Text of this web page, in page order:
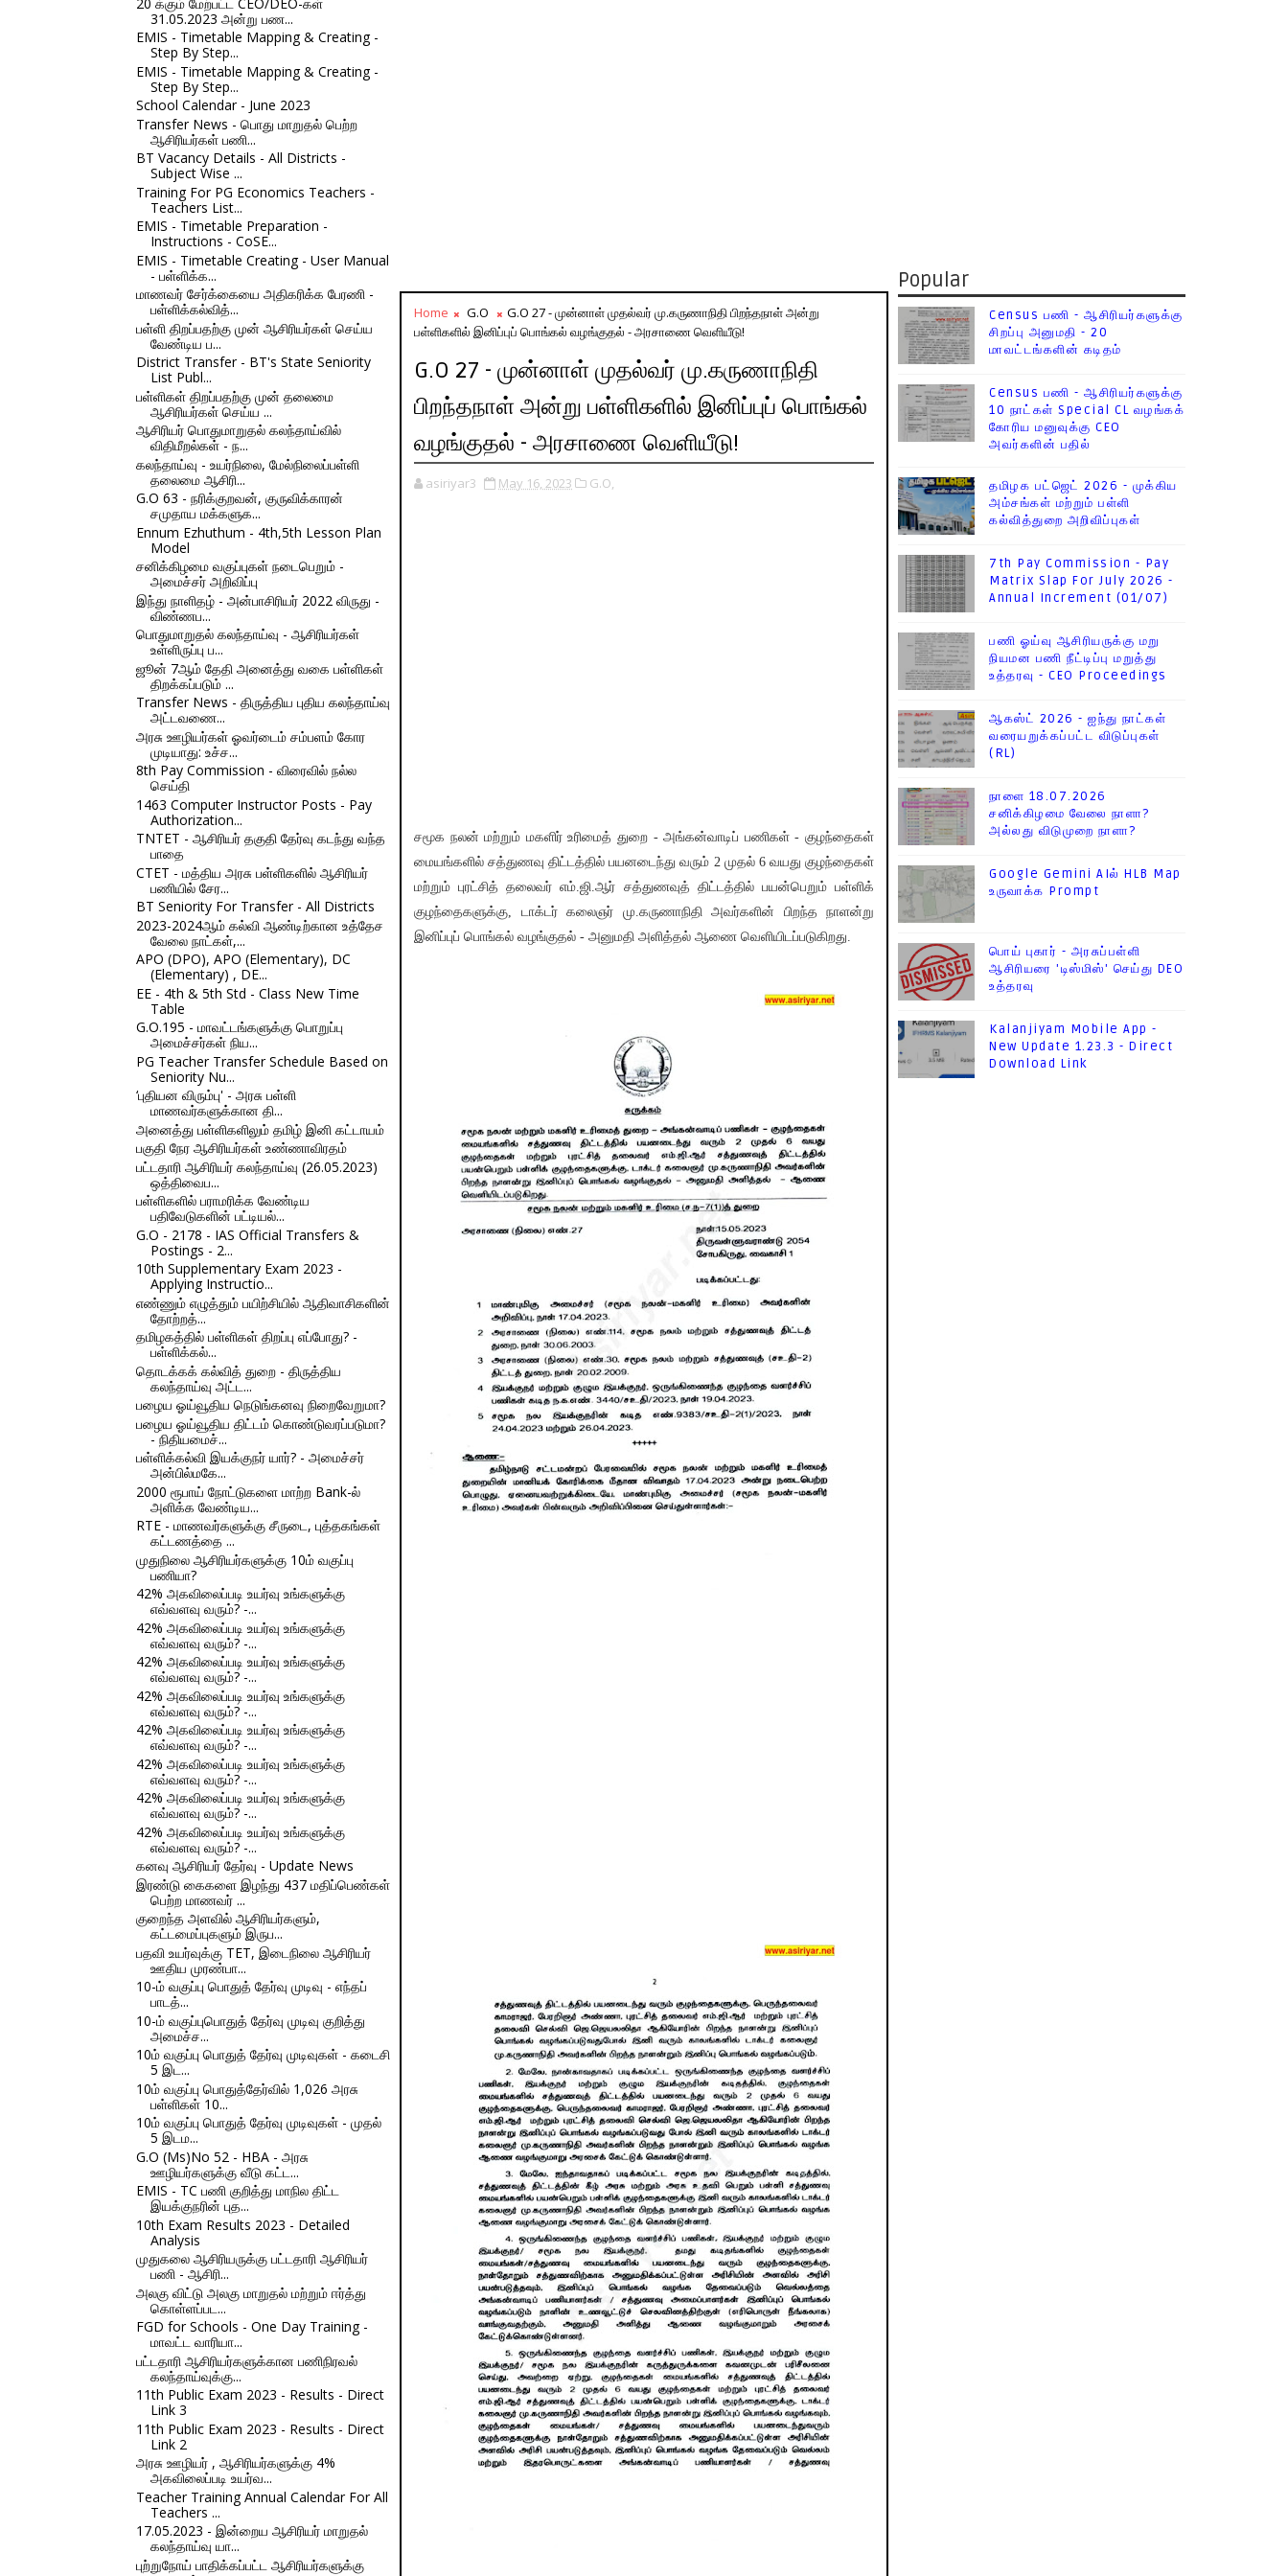
31.05.2023 அன்று பண...
EMIS - Timetable Mapping & Creating -
Step By Step...
EMIS - Timetable Mapping & Creating -
Step By Step...
School Calendar - June 2023
Transfer News - பொது மாறுதல் பெற்ற
ஆசிரியர்கள் பணி...
BT Vacancy Details - All Districts -
Subject Wise ...
Training For PG Economics Teachers -
Teachers List...
EMIS - Timetable Preparation -
Instructions - CoSE...
EMIS - Timetable Creating - User Manual
- பள்ளிக்க...
மாணவர் சேர்க்கையை அதிகரிக்க பேரணி -
பள்ளிக்கல்வித்...
பள்ளி திறப்பதற்கு முன் ஆசிரியர்கள் செய்ய
வேண்டிய ப...
District Transfer - BT's State Seniority
List Publ...
பள்ளிகள் திறப்பதற்கு முன் தலைமை
ஆசிரியர்கள் செய்ய ...
ஆசிரியர் பொதுமாறுதல் கலந்தாய்வில்
விதிமீறல்கள் - ந...
கலந்தாய்வு - உயர்நிலை, மேல்நிலைப்பள்ளி
தலைமை ஆசிரி...
G.O 63 - நரிக்குறவன், குருவிக்காரன்
சமுதாய மக்களுக...
Ennum Ezhuthum - 4th,5th Lesson Plan
Model
சனிக்கிழமை வகுப்புகள் நடைபெறும் -
அமைச்சர் அறிவிப்பு
இந்து நாளிதழ் - அன்பாசிரியர் 2022 விருது -
விண்ணப...
பொதுமாறுதல் கலந்தாய்வு - ஆசிரியர்கள்
உள்ளிருப்பு ப...
ஜூன் 7ஆம் தேதி அனைத்து வகை பள்ளிகள்
திறக்கப்படும் ...
Transfer News - திருத்திய புதிய கலந்தாய்வு
அட்டவணை...
அரசு ஊழியர்கள் ஓவர்டைம் சம்பளம் கோர
முடியாது: உச்ச...
8th Pay Commission - விரைவில் நல்ல
செய்தி
1463 Computer Instructor Posts - Pay
Authorization...
TNTET - ஆசிரியர் தகுதி தேர்வு கடந்து வந்த
பாதை
CTET - மத்திய அரசு பள்ளிகளில் ஆசிரியர்
பணியில் சேர...
BT Seniority For Transfer - All Districts
2023-2024ஆம் கல்வி ஆண்டிற்கான உத்தேச
வேலை நாட்கள்,...
APO (DPO), APO (Elementary), DC
(Elementary) , DE...
EE - 4th & 5th Std - Class New Time
Table
G.O.195 - மாவட்டங்களுக்கு பொறுப்பு
அமைச்சர்கள் நிய...
PG Teacher Transfer Schedule Based on
Seniority Nu...
‘புதியன விரும்பு' - அரசு பள்ளி
மாணவர்களுக்கான தி...
அனைத்து பள்ளிகளிலும் தமிழ் இனி கட்டாயம்
பகுதி நேர ஆசிரியர்கள் உண்ணாவிரதம்
பட்டதாரி ஆசிரியர் கலந்தாய்வு (26.05.2023)
ஒத்திவைப...
பள்ளிகளில் பராமரிக்க வேண்டிய
பதிவேடுகளின் பட்டியல்...
G.O - 2178 - IAS Official Transfers &
Postings - 2...
10th Supplementary Exam 2023 -
Applying Instructio...
எண்ணும் எழுத்தும் பயிற்சியில் ஆதிவாசிகளின்
தோற்றத்...
தமிழகத்தில் பள்ளிகள் திறப்பு எப்போது? -
பள்ளிக்கல்...
தொடக்கக் கல்வித் துறை - திருத்திய
கலந்தாய்வு அட்ட...
பழைய ஓய்வூதிய நெடுங்கனவு நிறைவேறுமா?
பழைய ஓய்வூதிய திட்டம் கொண்டுவரப்படுமா?
- நிதியமைச்...
பள்ளிக்கல்வி இயக்குநர் யார்? - அமைச்சர்
அன்பில்மகே...
2000 ரூபாய் நோட்டுகளை மாற்ற Bank-ல்
அளிக்க வேண்டிய...
RTE - மாணவர்களுக்கு சீருடை, புத்தகங்கள்
கட்டணத்தை ...
முதுநிலை ஆசிரியர்களுக்கு 10ம் வகுப்பு
பணியா?
42% அகவிலைப்படி உயர்வு உங்களுக்கு
எவ்வளவு வரும்? -...
42% அகவிலைப்படி உயர்வு உங்களுக்கு
எவ்வளவு வரும்? -...
42% அகவிலைப்படி உயர்வு உங்களுக்கு
எவ்வளவு வரும்? -...
42% அகவிலைப்படி உயர்வு உங்களுக்கு
எவ்வளவு வரும்? -...
42% அகவிலைப்படி உயர்வு உங்களுக்கு
எவ்வளவு வரும்? -...
42% அகவிலைப்படி உயர்வு உங்களுக்கு
எவ்வளவு வரும்? -...
42% அகவிலைப்படி உயர்வு உங்களுக்கு
எவ்வளவு வரும்? -...
42% அகவிலைப்படி உயர்வு உங்களுக்கு
எவ்வளவு வரும்? -...
கனவு ஆசிரியர் தேர்வு - Update News
இரண்டு கைகளை இழந்து 437 மதிப்பெண்கள்
பெற்ற மாணவர் ...
குறைந்த அளவில் ஆசிரியர்களும்,
கட்டமைப்புகளும் இருப...
பதவி உயர்வுக்கு TET, இடைநிலை ஆசிரியர்
ஊதிய முரண்பா...
10-ம் வகுப்பு பொதுத் தேர்வு முடிவு - எந்தப்
பாடத்...
10-ம் வகுப்புபொதுத் தேர்வு முடிவு குறித்து
அமைச்ச...
10ம் வகுப்பு பொதுத் தேர்வு முடிவுகள் - கடைசி
5 இட...
10ம் வகுப்பு பொதுத்தேர்வில் 1,026 அரசு
பள்ளிகள் 10...
10ம் வகுப்பு பொதுத் தேர்வு முடிவுகள் - முதல்
5 இடம...
G.O (Ms)No 52 - HBA - அரசு
ஊழியர்களுக்கு வீடு கட்ட...
EMIS - TC பணி குறித்து மாநில திட்ட
இயக்குநரின் புத...
10th Exam Results 2023 - Detailed
Analysis
முதுகலை ஆசிரியருக்கு பட்டதாரி ஆசிரியர்
பணி - ஆசிரி...
அலகு விட்டு அலகு மாறுதல் மற்றும் ஈர்த்து
கொள்ளப்பட...
FGD for Schools - One Day Training -
மாவட்ட வாரியா...
பட்டதாரி ஆசிரியர்களுக்கான பணிநிரவல்
கலந்தாய்வுக்கு...
11th Public Exam 2023 - Results - Direct
Link 3
11th Public Exam 2023 - Results - Direct
Link 2
அரசு ஊழியர் , ஆசிரியர்களுக்கு 4%
அகவிலைப்படி உயர்வ...
Teacher Training Annual Calendar For All
Teachers ...
17.05.2023 - இன்றைய ஆசிரியர் மாறுதல்
கலந்தாய்வு யா...
புற்றுநோய் பாதிக்கப்பட்ட ஆசிரியர்களுக்கு
Home G.O
G.O 27 - முன்னாள் முதல்வர் மு.கருணாநிதி பிறந்தநாள் அன்று
பள்ளிகளில் இனிப்புப் பொங்கல் வழங்குதல் - அரசாணை வெளியீடு!
G.O 27 - முன்னாள் முதல்வர் மு.கருணாநிதி
பிறந்தநாள் அன்று பள்ளிகளில் இனிப்புப் பொங்கல்
வழங்குதல் - அரசாணை வெளியீடு!
asiriyar3 May 16, 2023 G.O,
சமூக நலன் மற்றும் மகளிர் உரிமைத் துறை - அங்கன்வாடிப் பணிகள் - குழந்தைகள்
மையங்களில் சத்துணவு திட்டத்தில் பயனடைந்து வரும் 2 முதல் 6 வயது குழந்தைகள்
மற்றும் புரட்சித் தலைவர் எம்.ஜி.ஆர் சத்துணவுத் திட்டத்தில் பயன்பெறும் பள்ளிக்
குழந்தைகளுக்கு, டாக்டர் கலைஞர் மு.கருணாநிதி அவர்களின் பிறந்த நாளன்று
இனிப்புப் பொங்கல் வழங்குதல் - அனுமதி அளித்தல் ஆணை வெளியிடப்படுகிறது.
Popular
Census பணி - ஆசிரியர்களுக்கு
சிறப்பு அனுமதி - 20
மாவட்டங்களின் கடிதம்
Census பணி - ஆசிரியர்களுக்கு
10 நாட்கள் Special CL வழங்கக்
கோரிய மனுவுக்கு CEO
அவர்களின் பதில்
தமிழக பட்ஜெட் 2026 - முக்கிய
அம்சங்கள் மற்றும் பள்ளி
கல்வித்துறை அறிவிப்புகள்
7th Pay Commission - Pay
Matrix Slap For July 2026 -
Annual Increment (01/07)
பணி ஓய்வு ஆசிரியருக்கு மறு
நியமன பணி நீட்டிப்பு மறுத்து
உத்தரவு - CEO Proceedings
ஆகஸ்ட் 2026 - ஐந்து நாட்கள்
வரையறுக்கப்பட்ட விடுப்புகள்
(RL)
நாளை 18.07.2026
சனிக்கிழமை வேலை நாளா?
அல்லது விடுமுறை நாளா?
Google Gemini AIல் HLB Map
உருவாக்க Prompt
பொய் புகார் - அரசுப்பள்ளி
ஆசிரியரை 'டிஸ்மிஸ்' செய்து DEO
உத்தரவு
Kalanjiyam Mobile App -
New Update 1.23.3 - Direct
Download Link